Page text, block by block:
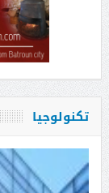
تكنولوجيا